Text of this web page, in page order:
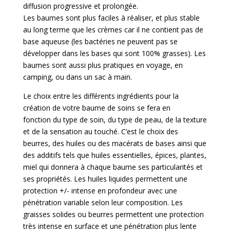
diffusion progressive et prolongée.
Les baumes sont plus faciles à réaliser, et plus stable
au long terme que les crèmes car il ne contient pas de
base aqueuse (les bactéries ne peuvent pas se
développer dans les bases qui sont 100% grasses). Les
baumes sont aussi plus pratiques en voyage, en
camping, ou dans un sac à main.
Le choix entre les différents ingrédients pour la
création de votre baume de soins se fera en
fonction du type de soin, du type de peau, de la texture
et de la sensation au touché. C’est le choix des
beurres, des huiles ou des macérats de bases ainsi que
des additifs tels que huiles essentielles, épices, plantes,
miel qui donnera à chaque baume ses particularités et
ses propriétés. Les huiles liquides permettent une
protection +/- intense en profondeur avec une
pénétration variable selon leur composition. Les
graisses solides ou beurres permettent une protection
très intense en surface et une pénétration plus lente